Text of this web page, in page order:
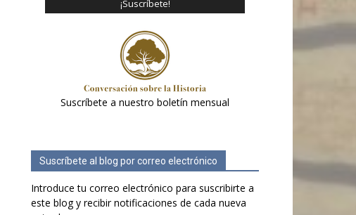
Suscríbete a nuestro boletín mensual
Suscríbete al blog por correo electrónico
Introduce tu correo electrónico para suscribirte a
este blog y recibir notificaciones de cada nueva